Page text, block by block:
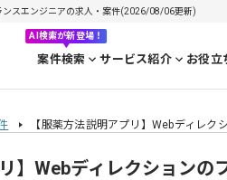
ンスエンジニアの求人・案件(2026/08/06更新)
AI検索が新登場！
案件検索 サービス紹介 お役立
【服薬方法説明アプリ】Webディレク
】Webディレクション